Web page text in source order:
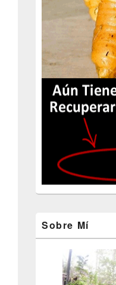
Sobre Mí